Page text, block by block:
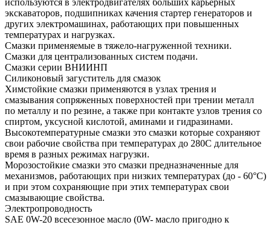
используются в электродвигателях больших карьерных
экскаваторов, подшипниках качения стартер генераторов и
других электромашинах, работающих при повышенных
температурах и нагрузках.
Смазки применяемые в тяжело-нагруженной техники.
Смазки для централизованных систем подачи.
Смазки серии ВНИИНП
Силиконовый загуститель для смазок
Химстойкие смазки применяются в узлах трения и
смазывания сопряженных поверхностей при трении металл
по металлу и по резине, а также при контакте узлов трения со
спиртом, уксусной кислотой, аминами и гидразинами.
Высокотемпературные смазки это смазки которые сохраняют
свои рабочие свойства при температурах до 280С длительное
время в разных режимах нагрузки.
Морозостойкие смазки это смазки предназначенные для
механизмов, работающих при низких температурах (до - 60°С)
и при этом сохраняющие при этих температурах свои
смазывающие свойства.
Электропроводность
SAE 0W-20 всесезонное масло (0W- масло пригодно к